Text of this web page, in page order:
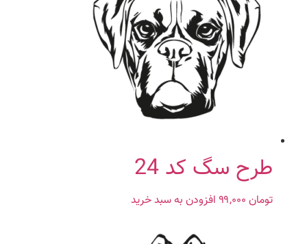
طرح سگ کد 24
تومان افزودن به سبد خرید